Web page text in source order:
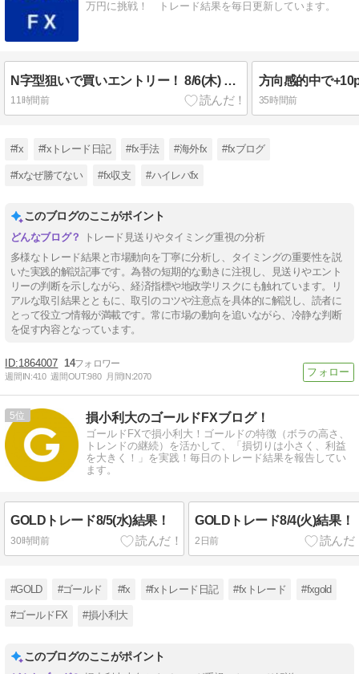
万円に挑戦！ トレード結果を毎日更新しています。
N字型狙いで買いエントリー！ 8/6(木) 結果
11時間前 35時間前
#fx #fxトレード日記 #fx手法 #海外fx #fxブログ
#fxなぜ勝てない #fx収支 #ハイレバfx
このブログのここがポイント
トレード見送りやタイミング重視の分析
多様なトレード結果と市場動向を丁寧に分析し、タイミングの重要性を説
いた実践的解説記事です。為替の短期的な動きに注視し、見送りやエント
リーの判断を示しながら、経済指標や地政学リスクにも触れています。リ
アルな取引結果とともに、取引のコツや注意点を具体的に解説し、読者に
とって役立つ情報が満載です。常に市場の動向を追いながら、冷静な判断
を促す内容となっています。
1864007 14
週間IN:410 週間OUT:980 月間IN:2070
5 損小利大のゴールドFXブログ！
ゴールドFXで損小利大！ゴールドの特徴（ボラの高さ、
トレンドの継続）を活かして、「損切りは小さく、利益
を大きく！」を実践！毎日のトレード結果を報告してい
ます。
GOLDトレード8/5(水)結果！
30時間前
GOLDトレード8/4(火)結果！
2日前
#GOLD #ゴールド #fx #fxトレード日記 #fxトレード #fxgold
#ゴールドFX #損小利大
このブログのここがポイント